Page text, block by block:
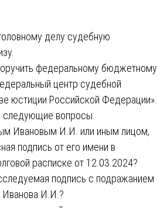
делу судебную
федеральному бюджетному
центр судебной
юстиции Российской Федерации».
следующие вопросы:
Ивановым И.И. или иным лицом,
подпись от его имени в
расписке от 12.03.2024?
подпись с подражанием
Иванова И.И.?